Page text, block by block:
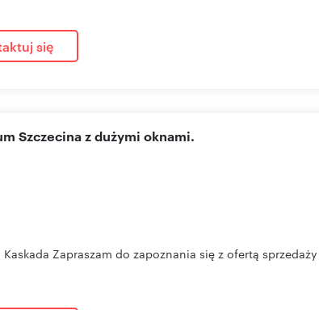
się
Szczecina z dużymi oknami.
Zapraszam do zapoznania się z ofertą